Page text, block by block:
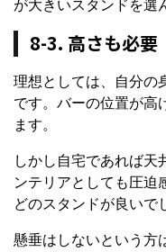
が大きいスタンドを選
8-3. 高さも必要
理想としては、自分の
です。バーの位置が高
ます。
しかし自宅であれば天
ンテリアとしても圧迫
どのスタンドが良いで
懸垂はしないという方